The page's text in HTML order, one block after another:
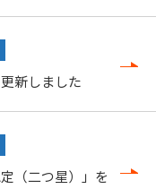
新しました
（二つ星）」を